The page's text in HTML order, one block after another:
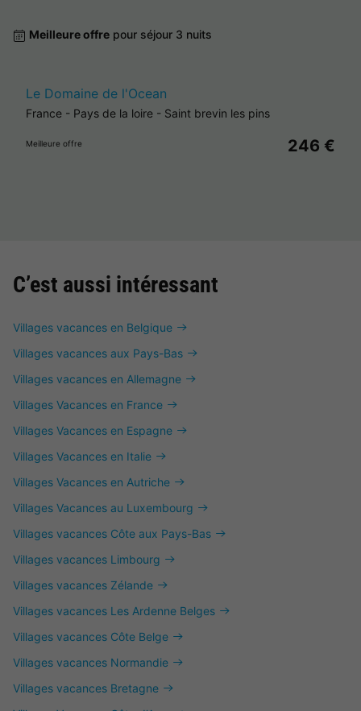
Meilleure offre pour séjour 3 nuits
Le Domaine de l'Ocean
France - Pays de la loire - Saint brevin les pins
Meilleure offre 246 €
C’est aussi intéressant
Villages vacances en Belgique
Villages vacances aux Pays-Bas
Villages vacances en Allemagne
Villages Vacances en France
Villages Vacances en Espagne
Villages Vacances en Italie
Villages Vacances en Autriche
Villages Vacances au Luxembourg
Villages vacances Côte aux Pays-Bas
Villages vacances Limbourg
Villages vacances Zélande
Villages vacances Les Ardenne Belges
Villages vacances Côte Belge
Villages vacances Normandie
Villages vacances Bretagne